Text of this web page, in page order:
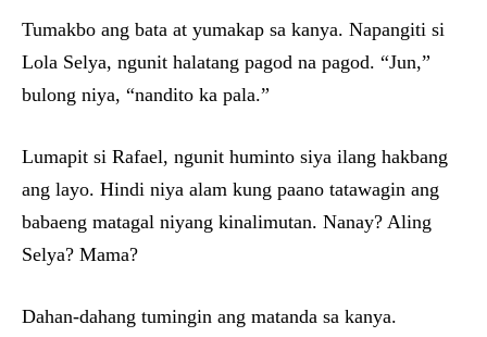
Tumakbo ang bata at yumakap sa kanya. Napangiti si
Lola Selya, ngunit halatang pagod na pagod. “Jun,”
bulong niya, “nandito ka pala.”
Lumapit si Rafael, ngunit huminto siya ilang hakbang
ang layo. Hindi niya alam kung paano tatawagin ang
babaeng matagal niyang kinalimutan. Nanay? Aling
Selya? Mama?
Dahan-dahang tumingin ang matanda sa kanya.